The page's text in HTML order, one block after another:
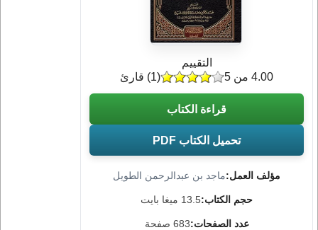
مؤلف العمل:ماجد بن عبدالرحمن الطويل
حجم الكتاب:13.5 ميغا بايت
عدد الصفحات:683 صفحة
التقييم
(
1) قارئ 4.00 من 5
قراءة الكتاب
تحميل الكتاب PDF